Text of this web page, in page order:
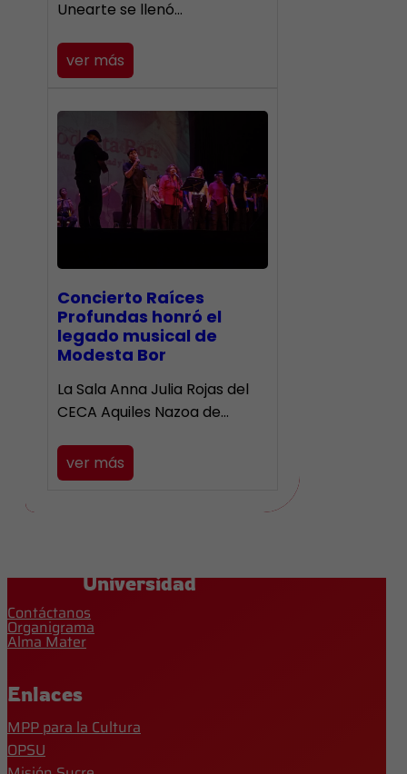
Unearte se llenó…
ver más
​Concierto Raíces
Profundas honró el
legado musical de
Modesta Bor
La Sala Anna Julia Rojas del
CECA Aquiles Nazoa de…
ver más
Universidad
Contáctanos
Organigrama
Alma Mater
Enlaces
MPP para la Cultura
OPSU